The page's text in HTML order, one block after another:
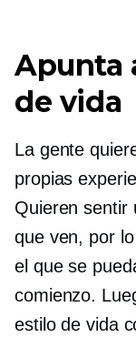
Apunta
de vida
La gente
propias
Quieren sentir
que ven, por
el que se
comienzo.
estilo de vida